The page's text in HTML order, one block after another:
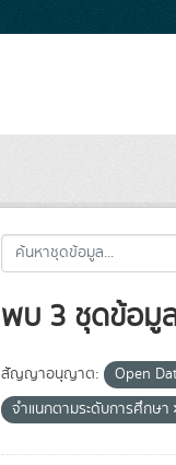
พบ 3 ชุดข้อมู
สัญญาอนุญาต: Open
จำแนกตามระดับการศึกษา